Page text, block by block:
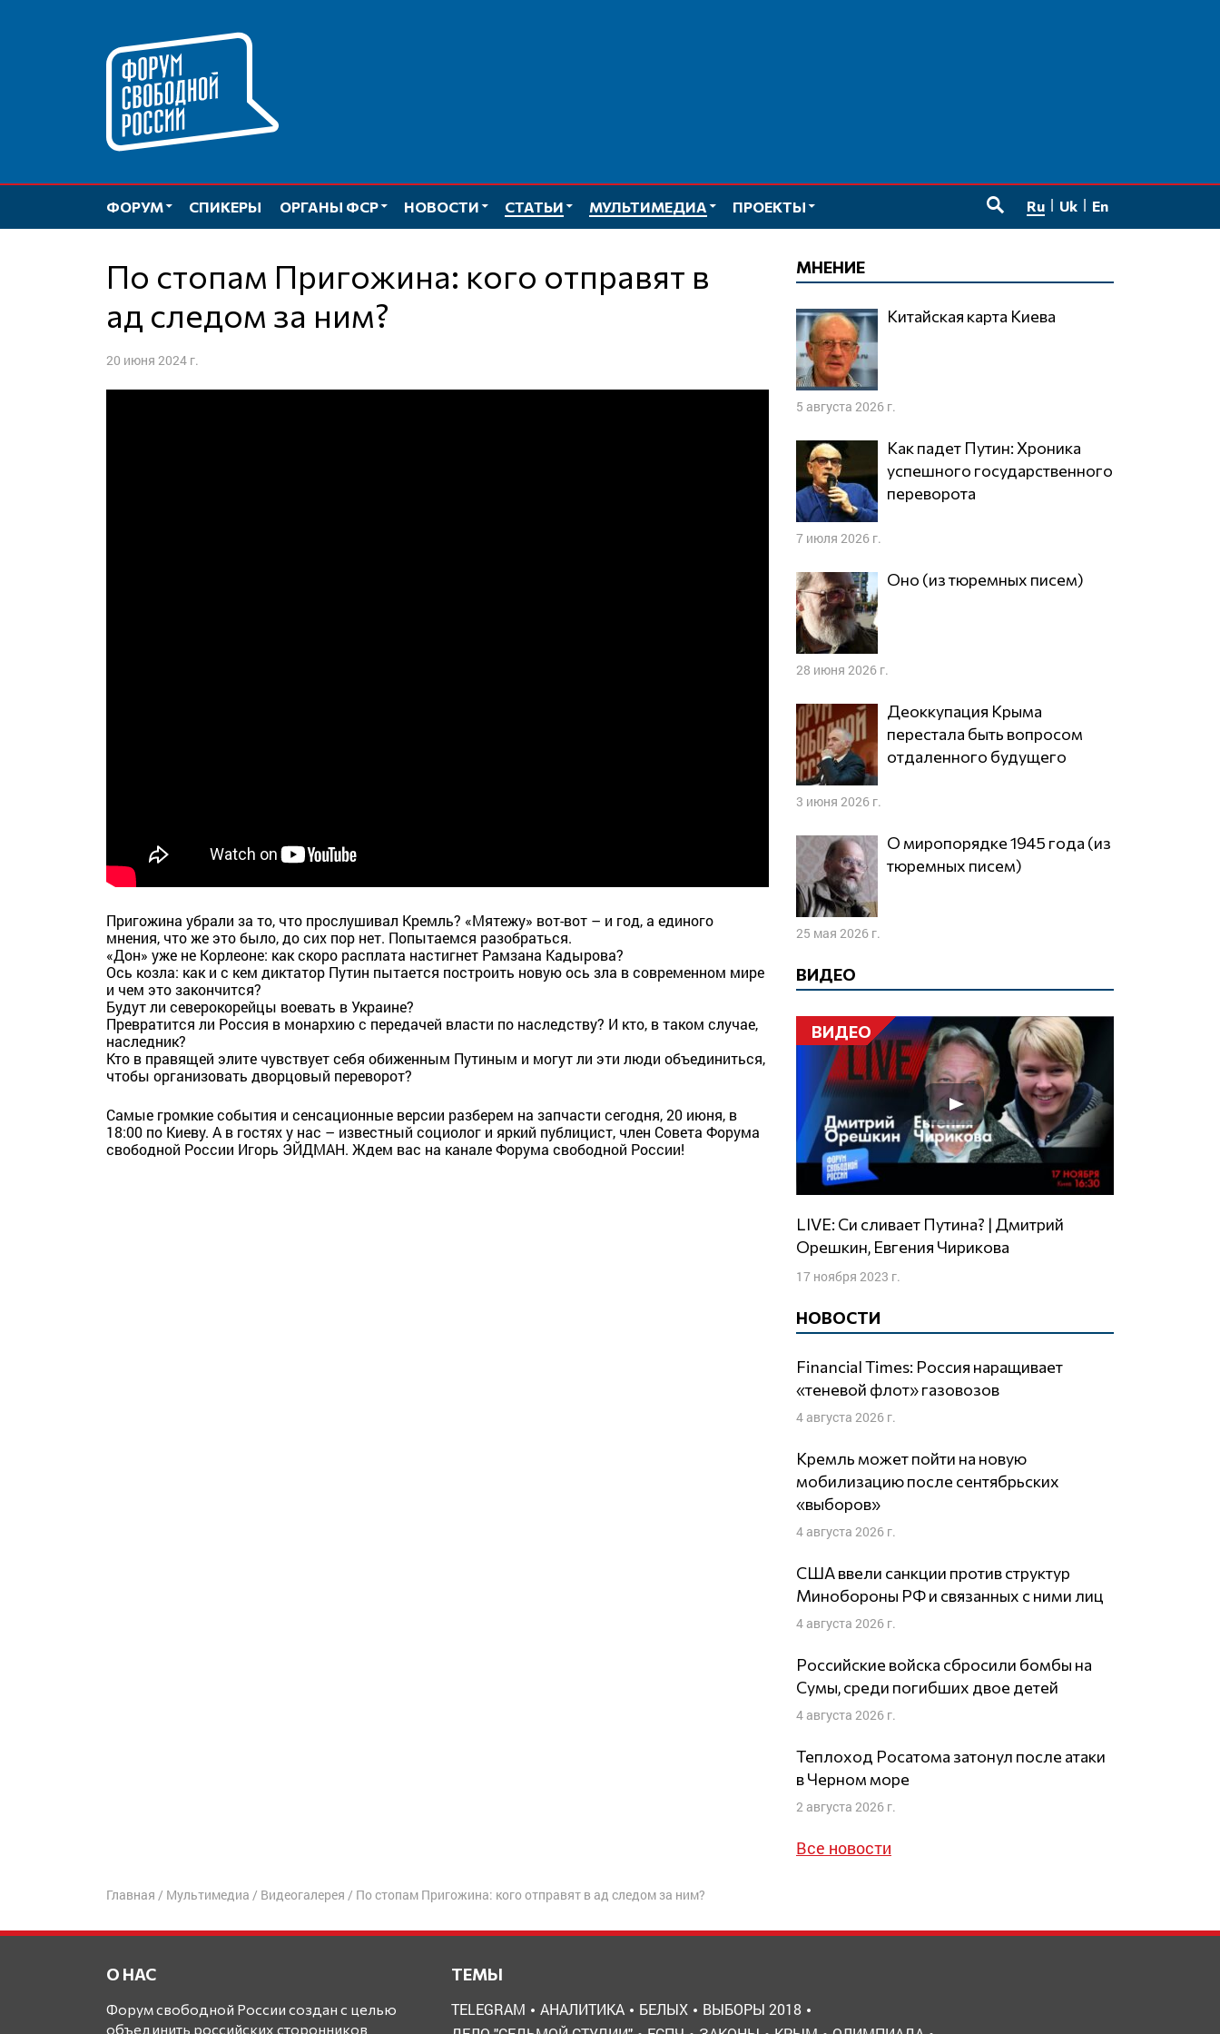
ФОРУМ СПИКЕРЫ ОРГАНЫ ФСР НОВОСТИ СТАТЬИ МУЛЬТИМЕДИА
ПРОЕКТЫ
Ru Uk En
По стопам Пригожина: кого отправят в
ад следом за ним?
20 июня 2024 г.
Пригожина убрали за то, что прослушивал Кремль? «Мятежу» вот-вот – и год, а единого
мнения, что же это было, до сих пор нет. Попытаемся разобраться.
«Дон» уже не Корлеоне: как скоро расплата настигнет Рамзана Кадырова?
Ось козла: как и с кем диктатор Путин пытается построить новую ось зла в современном мире
и чем это закончится?
Будут ли северокорейцы воевать в Украине?
Превратится ли Россия в монархию с передачей власти по наследству? И кто, в таком случае,
наследник?
Кто в правящей элите чувствует себя обиженным Путиным и могут ли эти люди объединиться,
чтобы организовать дворцовый переворот?
Самые громкие события и сенсационные версии разберем на запчасти сегодня, 20 июня, в
18:00 по Киеву. А в гостях у нас – известный социолог и яркий публицист, член Совета Форума
свободной России Игорь ЭЙДМАН. Ждем вас на канале Форума свободной России!
МНЕНИЕ
Китайская карта Киева
5 августа 2026 г.
Как падет Путин: Хроника
успешного государственного
переворота
7 июля 2026 г.
Оно (из тюремных писем)
28 июня 2026 г.
Деоккупация Крыма
перестала быть вопросом
отдаленного будущего
3 июня 2026 г.
О миропорядке 1945 года (из
тюремных писем)
25 мая 2026 г.
ВИДЕО
ВИДЕО
LIVE: Си сливает Путина? | Дмитрий
Орешкин, Евгения Чирикова
17 ноября 2023 г.
НОВОСТИ
Financial Times: Россия наращивает
«теневой флот» газовозов
4 августа 2026 г.
Кремль может пойти на новую
мобилизацию после сентябрьских
«выборов»
4 августа 2026 г.
США ввели санкции против структур
Минобороны РФ и связанных с ними лиц
4 августа 2026 г.
Российские войска сбросили бомбы на
Сумы, среди погибших двое детей
4 августа 2026 г.
Теплоход Росатома затонул после атаки
в Черном море
2 августа 2026 г.
Все новости
Главная / Мультимедиа / Видеогалерея / По стопам Пригожина: кого отправят в ад следом за ним?
О НАС
Форум свободной России создан с целью
объединить российских сторонников
ТЕМЫ
TELEGRAM АНАЛИТИКА БЕЛЫХ
ВЫБОРЫ 2018